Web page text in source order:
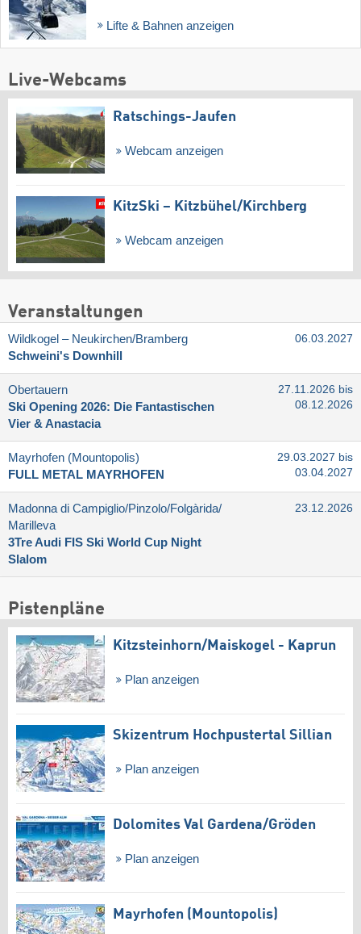
Lifte & Bahnen anzeigen
Live-Webcams
Ratschings-Jaufen
Webcam anzeigen
KitzSki – Kitzbühel/​Kirchberg
Webcam anzeigen
Veranstaltungen
Wildkogel – Neukirchen/​Bramberg
Schweini's Downhill
06.03.2027
Obertauern
Ski Opening 2026: Die Fantastischen
Vier & Anastacia
27.11.2026 bis
08.12.2026
Mayrhofen (Mountopolis)
FULL METAL MAYRHOFEN
29.03.2027 bis
03.04.2027
Madonna di Campiglio/​Pinzolo/​Folgàrida/​
Marilleva
3Tre Audi FIS Ski World Cup Night
Slalom
23.12.2026
Pistenpläne
Kitzsteinhorn/​Maiskogel - Kaprun
Plan anzeigen
Skizentrum Hochpustertal Sillian
Plan anzeigen
Dolomites Val Gardena/​Gröden
Plan anzeigen
Mayrhofen (Mountopolis)